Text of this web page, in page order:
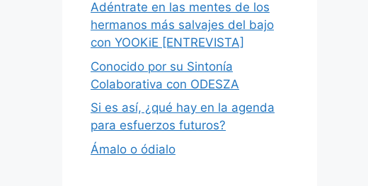
Adéntrate en las mentes de los
hermanos más salvajes del bajo
con YOOKiE [ENTREVISTA]
Conocido por su Sintonía
Colaborativa con ODESZA
Si es así, ¿qué hay en la agenda
para esfuerzos futuros?
Ámalo o ódialo